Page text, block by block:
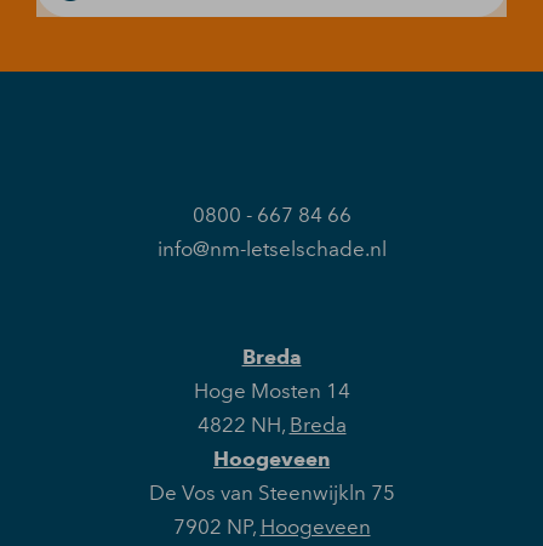
0800 - 667 84 66
info@nm-letselschade.nl
Breda
Hoge Mosten 14
4822 NH, Breda
Hoogeveen
De Vos van Steenwijkln 75
7902 NP, Hoogeveen